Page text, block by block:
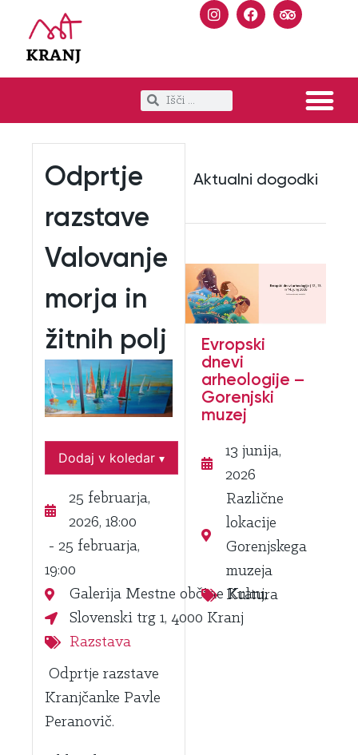
Odprtje
razstave
Valovanje
morja in
žitnih polj
Dodaj v koledar ▾
25 februarja,
2026, 18:00
- 25 februarja,
19:00
Galerija Mestne občine Kranj,
Slovenski trg 1, 4000 Kranj
Razstava
Odprtje razstave
Kranjčanke Pavle
Peranovič.
Aktualni dogodki
Evropski
dnevi
arheologije –
Gorenjski
muzej
13 junija,
2026
Različne
lokacije
Gorenjskega
muzeja
Kultura